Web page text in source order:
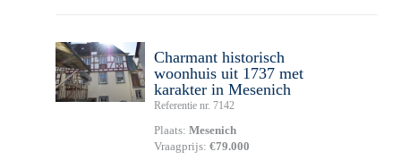
Charmant historisch
woonhuis uit 1737 met
karakter in Mesenich
Referentie nr. 7142
Plaats: Mesenich
Vraagprijs: €79.000